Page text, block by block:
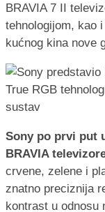
BRAVIA 7 II
tehnologijom, kao
kućnog kina nove
Sony po prvi put
BRAVIA
crvene, zelene i
znatno preciznija
kontrast u odnosu